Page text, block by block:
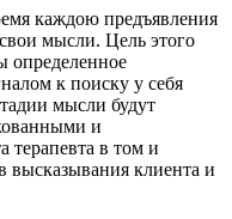
каждою предъявления
мысли. Цель этого
определенное
к поиску у себя
мысли будут
и
терапевта в том и
высказывания клиента и